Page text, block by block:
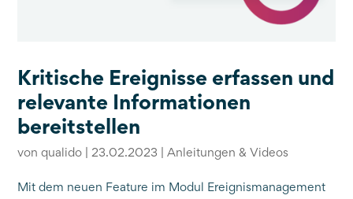
Kritische Ereignisse erfassen und
relevante Informationen
bereitstellen
vonqualido 23.02.2023 |Anleitungen & Videos
Mit dem neuen Feature im Modul Ereignismanagement